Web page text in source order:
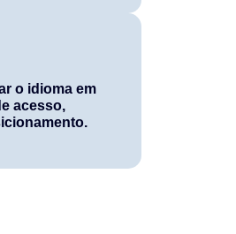
o idioma em
acesso,